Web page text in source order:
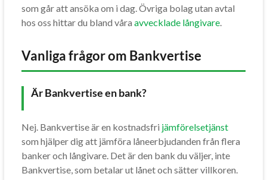
som går att ansöka om i dag. Övriga bolag utan avtal
hos oss hittar du bland våra avvecklade långivare.
Vanliga frågor om Bankvertise
Är Bankvertise en bank?
Nej. Bankvertise är en kostnadsfri jämförelsetjänst
som hjälper dig att jämföra låneerbjudanden från flera
banker och långivare. Det är den bank du väljer, inte
Bankvertise, som betalar ut lånet och sätter villkoren.